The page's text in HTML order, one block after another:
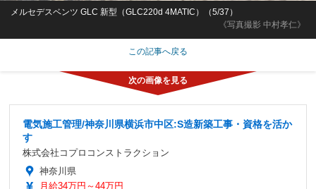
《写真撮影 中村孝仁》
メルセデスベンツ GLC 新型（GLC220d 4MATIC）（5/37）
この記事へ戻る
電気施工管理/神奈川県横浜市中区:S造新築工事・資格を活か
す
株式会社コプロコンストラクション
神奈川県
月給34万円～44万円